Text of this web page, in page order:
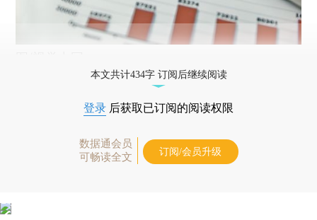
本文共计434字 订阅后继续阅读
登录 后获取已订阅的阅读权限
数据通会员
可畅读全文
订阅/会员升级